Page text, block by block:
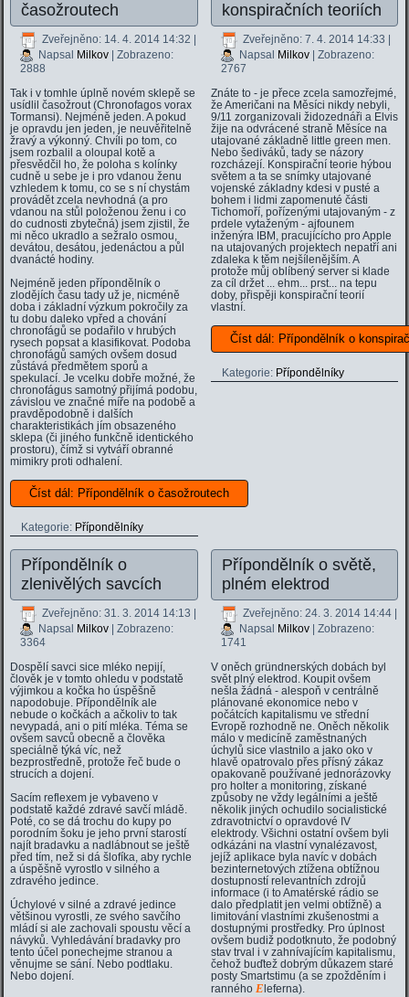
časožroutech
Zveřejněno: 14. 4. 2014 14:32
Napsal Milkov | Zobrazeno:
2888
Tak i v tomhle úplně novém sklepě se
usídlil časožrout (Chronofagos vorax
Tormansi). Nejméně jeden. A pokud
je opravdu jen jeden, je neuvěřitelně
žravý a výkonný. Chvíli po tom, co
jsem rozbalil a oloupal kotě a
přesvědčil ho, že poloha s kolínky
cudně u sebe je i pro vdanou ženu
vzhledem k tomu, co se s ní chystám
provádět zcela nevhodná (a pro
vdanou na stůl položenou ženu i co
do cudnosti zbytečná) jsem zjistil, že
mi něco ukradlo a sežralo osmou,
devátou, desátou, jedenáctou a půl
dvanácté hodiny.
Nejméně jeden přípondělník o
zlodějích času tady už je, nicméně
doba i základní výzkum pokročily za
tu dobu daleko vpřed a chování
chronofágů se podařilo v hrubých
rysech popsat a klasifikovat. Podoba
chronofágů samých ovšem dosud
zůstává předmětem sporů a
spekulací. Je vcelku dobře možné, že
chronofágus samotný přijímá podobu,
závislou ve značné míře na podobě a
pravděpodobně i dalších
charakteristikách jím obsazeného
sklepa (či jiného funkčně identického
prostoru), čímž si vytváří obranné
mimikry proti odhalení.
Číst dál: Přípondělník o časožroutech
Kategorie: Přípondělníky
konspiračních teoriích
Zveřejněno: 7. 4. 2014 14:33
Napsal Milkov| Zobrazeno:
2767
Znáte to - je přece zcela samozřejmé,
že Američani na Měsíci nikdy nebyli,
9/11 zorganizovali židozednáři a Elvis
žije na odvrácené straně Měsíce na
utajované základně little green men.
Nebo šediváků, tady se názory
rozcházejí. Konspirační teorie hýbou
světem a ta se snímky utajované
vojenské základny kdesi v pusté a
bohem i lidmi zapomenuté části
Tichomoří, pořízenými utajovaným - z
prdele vytaženým - ajfounem
inženýra IBM, pracujícícho pro Apple
na utajovaných projektech nepatří ani
zdaleka k těm nejšílenějším. A
protože můj oblíbený server si klade
za cíl držet ... ehm... prst... na tepu
doby, přispěji konspirační teorií
vlastní.
Číst dál: Přípondělník o
Kategorie: Přípondělníky
Přípondělník o
zlenivělých savcích
Zveřejněno: 31. 3. 2014 14:13
Napsal Milkov | Zobrazeno:
3364
Dospělí savci sice mléko nepijí,
člověk je v tomto ohledu v podstatě
výjimkou a kočka ho úspěšně
napodobuje. Přípondělník ale
nebude o kočkách a ačkoliv to tak
nevypadá, ani o pití mléka. Téma se
ovšem savců obecně a člověka
speciálně týká víc, než
bezprostředně, protože řeč bude o
strucích a dojení.
Sacím reflexem je vybaveno v
podstatě každé zdravé savčí mládě.
Poté, co se dá trochu do kupy po
porodním šoku je jeho první starostí
najít bradavku a nadlábnout se ještě
před tím, než si dá šlofíka, aby rychle
a úspěšně vyrostlo v silného a
zdravého jedince.
Úchylové v silné a zdravé jedince
většinou vyrostli, ze svého savčího
mládí si ale zachovali spoustu věcí a
návyků. Vyhledávání bradavky pro
tento účel ponechejme stranou a
věnujme se sání. Nebo podtlaku.
Nebo dojení.
Přípondělník o světě,
plném elektrod
Zveřejněno: 24. 3. 2014 14:44|
Napsal Milkov| Zobrazeno:
1741
V oněch gründnerských dobách byl
svět plný elektrod. Koupit ovšem
nešla žádná - alespoň v centrálně
plánované ekonomice nebo v
počátcích kapitalismu ve střední
Evropě rozhodně ne. Oněch několik
málo v medicíně zaměstnaných
úchylů sice vlastnilo a jako oko v
hlavě opatrovalo přes přísný zákaz
opakovaně používané jednorázovky
pro holter a monitoring, získané
způsoby ne vždy legálními a ještě
několik jiných ochudilo socialistické
zdravotnictví o opravdové IV
elektrody. Všichni ostatní ovšem byli
odkázáni na vlastní vynalézavost,
jejíž aplikace byla navíc v dobách
bezinternetových ztížena obtížnou
dostupností relevantních zdrojů
informace (i to Amatérské rádio se
dalo předplatit jen velmi obtížně) a
limitování vlastními zkušenostmi a
dostupnými prostředky. Pro úplnost
ovšem budiž podotknuto, že podobný
stav trval i v zahnívajícím kapitalismu,
čehož buďtež dobrým důkazem staré
posty Smartstimu (a se zpožděním i
ranného E leferna).